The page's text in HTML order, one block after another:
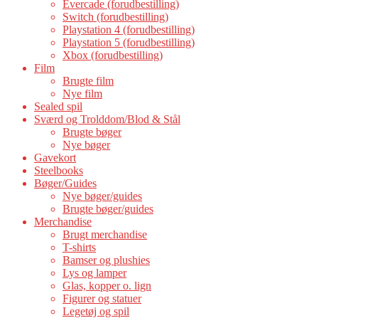
Evercade (forudbestilling)
Switch (forudbestilling)
Playstation 4 (forudbestilling)
Playstation 5 (forudbestilling)
Xbox (forudbestilling)
Film
Brugte film
Nye film
Sealed spil
Sværd og Trolddom/Blod & Stål
Brugte bøger
Nye bøger
Gavekort
Steelbooks
Bøger/Guides
Nye bøger/guides
Brugte bøger/guides
Merchandise
Brugt merchandise
T-shirts
Bamser og plushies
Lys og lamper
Glas, kopper o. lign
Figurer og statuer
Legetøj og spil